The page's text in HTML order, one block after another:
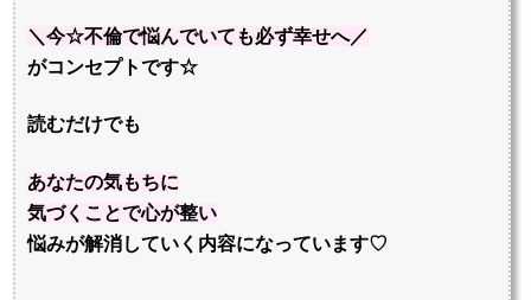
＼今☆不倫で悩んでいても必ず幸せへ／
がコンセプトです☆
読むだけでも
あなたの気もちに
気づくことで心が整い
悩みが解消していく内容になっています♡